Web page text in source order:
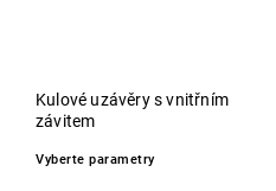
Kulové uzávěry s vnitřním
závitem
Vyberte parametry